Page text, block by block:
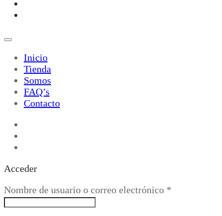
Inicio
Tienda
Somos
FAQ’s
Contacto
Acceder
Nombre de usuario o correo electrónico *